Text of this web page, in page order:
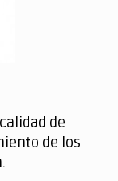
de
de los